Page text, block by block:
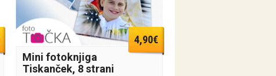
4,90€
Mini fotoknjiga
Tiskanček, 8 strani